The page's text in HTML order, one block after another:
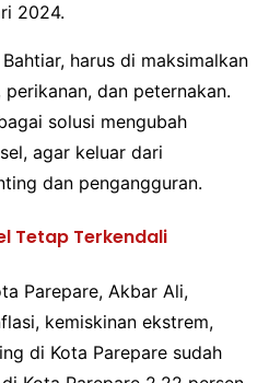
2024.
harus di maksimalkan
dan peternakan.
solusi mengubah
agar keluar dari
dan pengangguran.
Tetap Terkendali
Parepare, Akbar Ali,
kemiskinan ekstrem,
di Kota Parepare sudah